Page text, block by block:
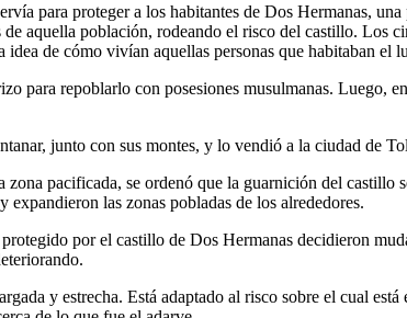
para proteger a los habitantes de Dos Hermanas,
aquella población, rodeando el risco del castillo.
de cómo vivían aquellas personas que habitaban el
para repoblarlo con posesiones musulmanas. Luego,
junto con sus montes, y lo vendió a la ciudad de
pacificada, se ordenó que la guarnición del
expandieron las zonas pobladas de los alrededores.
por el castillo de Dos Hermanas decidieron
y estrecha. Está adaptado al risco sobre el cual